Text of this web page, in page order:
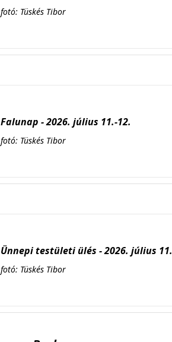
fotó: Tüskés Tibor
Falunap - 2026. július 11.-12.
fotó: Tüskés Tibor
Ünnepi testületi ülés - 2026. július 11.
fotó: Tüskés Tibor